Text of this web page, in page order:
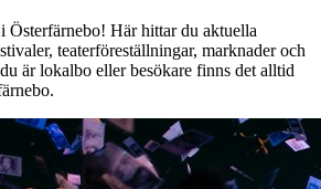
Österfärnebo! Här hittar du aktuella
teaterföreställningar, marknader och
är lokalbo eller besökare finns det alltid